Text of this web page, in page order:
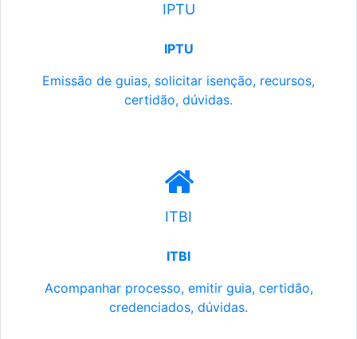
IPTU
IPTU
Emissão de guias, solicitar isenção, recursos,
certidão, dúvidas.
ITBI
ITBI
Acompanhar processo, emitir guia, certidão,
credenciados, dúvidas.